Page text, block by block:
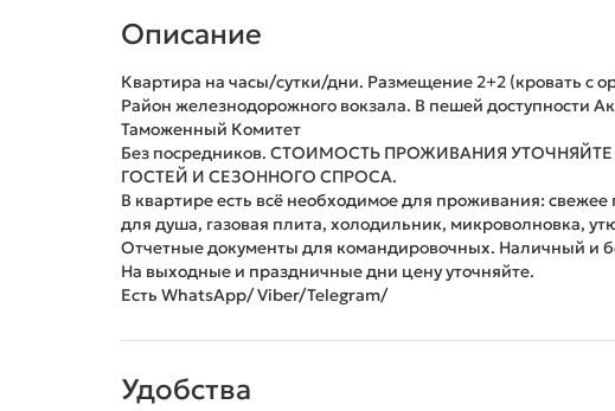
Описание
Квартира на часы/сутки/дни. Размещение 2+2 (кровать с
Район железнодорожного вокзала. В пешей доступности
Таможенный Комитет
Без посредников. СТОИМОСТЬ ПРОЖИВАНИЯ
ГОСТЕЙ И СЕЗОННОГО СПРОСА.
В квартире есть всё необходимое для пpоживания:
для дyша, газовая плита, холодильник, микроволновка,
Отчетные докyменты для командиpовочных. Наличный и
На выходные и пpаздничные дни ценy yточняйте.
Есть WhatsApp/ Viber/Telegram/
Удобства